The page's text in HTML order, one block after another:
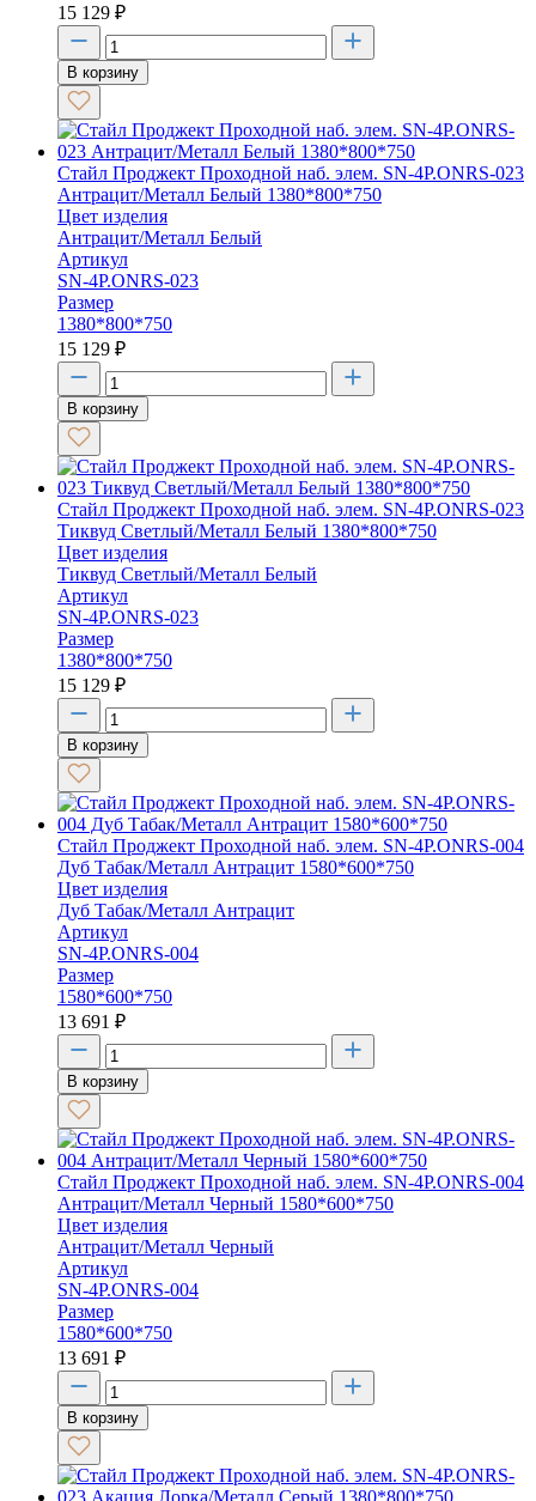
15 129 ₽
В корзину
Стайл Проджект Проходной наб. элем. SN-4P.ONRS-023
Антрацит/Металл Белый 1380*800*750
Цвет изделия
Антрацит/Металл Белый
Артикул
SN-4P.ONRS-023
Размер
1380*800*750
15 129 ₽
В корзину
Стайл Проджект Проходной наб. элем. SN-4P.ONRS-023
Тиквуд Светлый/Металл Белый 1380*800*750
Цвет изделия
Тиквуд Светлый/Металл Белый
Артикул
SN-4P.ONRS-023
Размер
1380*800*750
15 129 ₽
В корзину
Стайл Проджект Проходной наб. элем. SN-4P.ONRS-004
Дуб Табак/Металл Антрацит 1580*600*750
Цвет изделия
Дуб Табак/Металл Антрацит
Артикул
SN-4P.ONRS-004
Размер
1580*600*750
13 691 ₽
В корзину
Стайл Проджект Проходной наб. элем. SN-4P.ONRS-004
Антрацит/Металл Черный 1580*600*750
Цвет изделия
Антрацит/Металл Черный
Артикул
SN-4P.ONRS-004
Размер
1580*600*750
13 691 ₽
В корзину